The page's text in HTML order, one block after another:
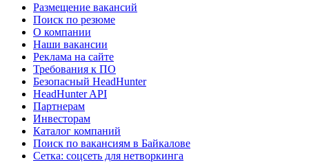
Размещение вакансий
Поиск по резюме
О компании
Наши вакансии
Реклама на сайте
Требования к ПО
Безопасный HeadHunter
HeadHunter API
Партнерам
Инвесторам
Каталог компаний
Поиск по вакансиям в Байкалове
Сетка: соцсеть для нетворкинга